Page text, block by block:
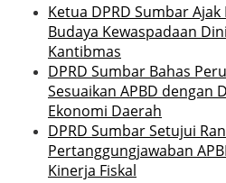
Ketua DPRD Sumbar
Budaya Kewaspadaan
Kantibmas
DPRD Sumbar Bahas
Sesuaikan APBD dengan
Ekonomi Daerah
DPRD Sumbar Setujui
Pertanggungjawaban
Kinerja Fiskal